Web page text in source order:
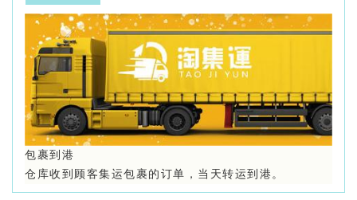
包裹到港
仓库收到顾客集运包裹的订单，当天转运到港。